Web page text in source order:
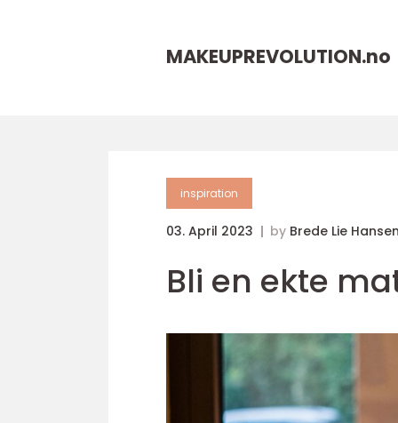
MAKEUPREVOLUTION.no
inspiration
03. April 2023 by Brede Lie
Bli en ekte